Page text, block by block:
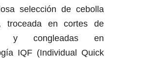
selección de cebolla
troceada en cortes de
y congleadas en
IQF (Individual Quick